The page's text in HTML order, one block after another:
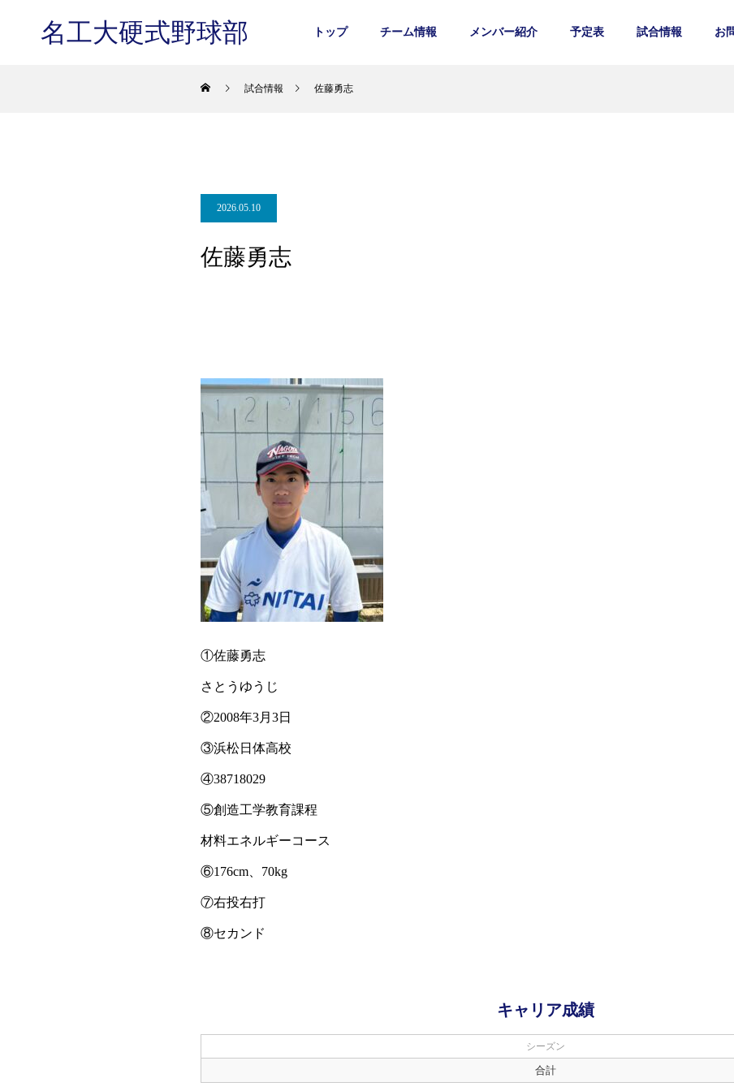
名工大硬式野球部 トップ チーム情報 メンバー紹介 予定表 試合情報 お
試合情報 佐藤勇志
2026.05.10
佐藤勇志
①佐藤勇志
さとうゆうじ
②2008年3月3日
③浜松日体高校
④38718029
⑤創造工学教育課程
材料エネルギーコース
⑥176cm、70kg
⑦右投右打
⑧セカンド
キャリア成績
シーズン
合計